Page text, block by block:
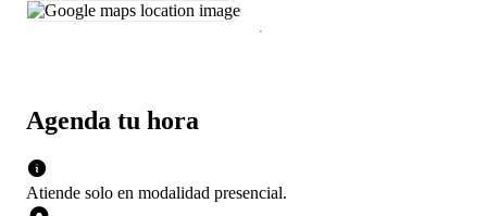
Agenda tu hora
Atiende solo en modalidad presencial.